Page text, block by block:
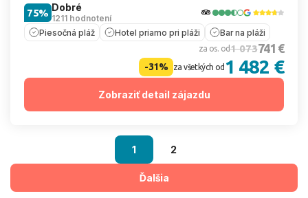
Dobré
1211 hodnotení
75%
Piesočná pláž Hotel priamo pri pláži Bar na pláži
za os. od1 073741 €
-31% za všetkých od 1 482 €
Zobraziť detail zájazdu
1 2
Ďalšia